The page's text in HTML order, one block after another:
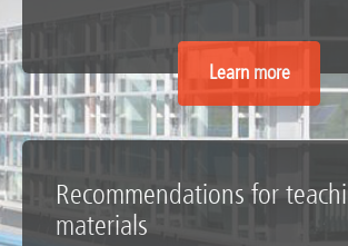
Learn more
Recommendations for
materials